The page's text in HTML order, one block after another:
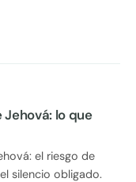
lo que
el riesgo de
silencio obligado.